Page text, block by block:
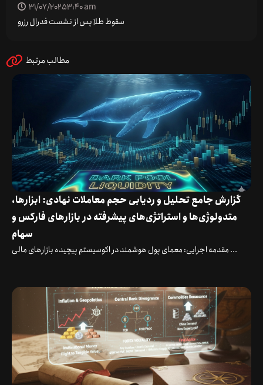
31/07/20253:40 am
سقوط طلا پس از نشست فدرال رزرو
مطالب مرتبط
گزارش جامع تحلیل و ردیابی حجم معاملات نهادی: ابزارها،
متدولوژی‌ها و استراتژی‌های پیشرفته در بازارهای فارکس و
سهام
مقدمه اجرایی: معمای پول هوشمند در اکوسیستم پیچیده بازارهای مالی ...